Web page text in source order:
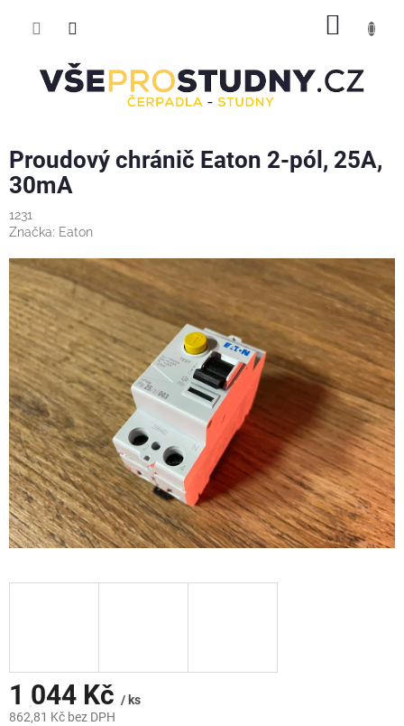
Proudový chránič Eaton 2-pól, 25A,
30mA
1231
Značka: Eaton
1 044 Kč / ks
862,81 Kč bez DPH